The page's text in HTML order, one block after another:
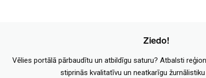
Ziedo!
Vēlies portālā pārbaudītu un atbildīgu saturu? Atbalsti
stiprinās kvalitatīvu un neatkarīgu